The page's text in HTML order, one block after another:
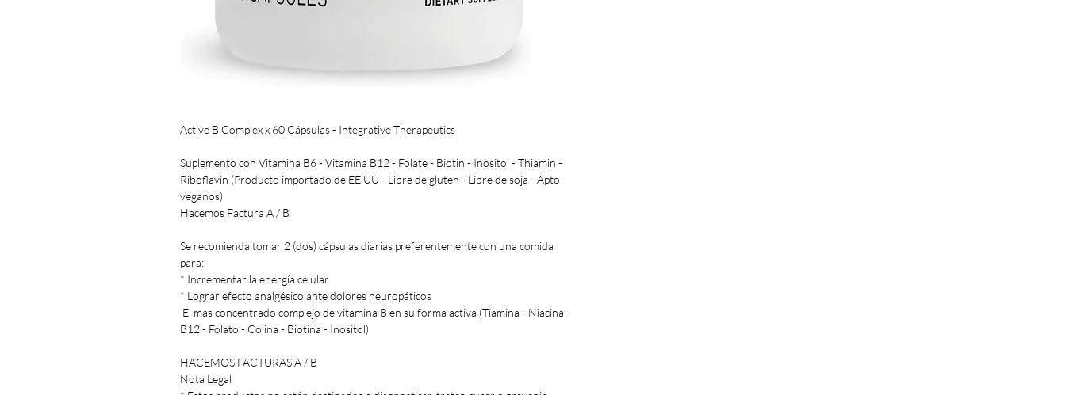
Active B Complex x 60 Cápsulas - Integrative Therapeutics
Suplemento con Vitamina B6 - Vitamina B12 - Folate - Biotin - Inositol - Thiamin -
Riboflavin (Producto importado de EE.UU - Libre de gluten - Libre de soja - Apto
veganos)
Hacemos Factura A / B
Se recomienda tomar 2 (dos) cápsulas diarias preferentemente con una comida
para:
* Incrementar la energía celular
* Lograr efecto analgésico ante dolores neuropáticos
El mas concentrado complejo de vitamina B en su forma activa (Tiamina - Niacina-
B12 - Folato - Colina - Biotina - Inositol)
HACEMOS FACTURAS A / B
Nota Legal